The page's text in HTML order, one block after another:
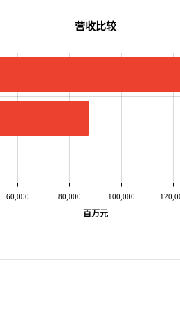
60,000 80,000 100,000
百万元
营收比较